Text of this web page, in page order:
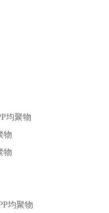
均聚物
物
物
均聚物